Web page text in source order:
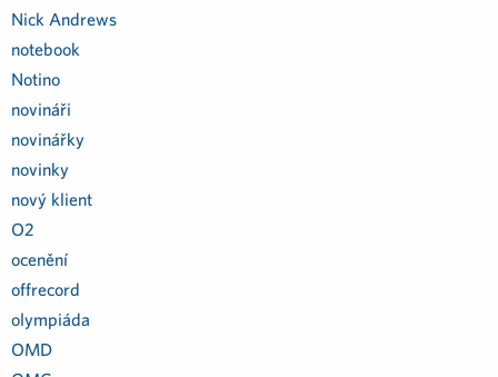
Nick Andrews
notebook
Notino
novináři
novinářky
novinky
nový klient
O2
ocenění
offrecord
olympiáda
OMD